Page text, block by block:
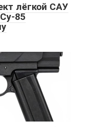
лёгкой САУ
85